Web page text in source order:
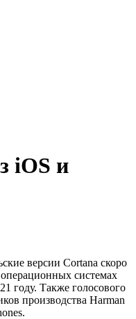
iOS и
версии Cortana скоро
системах
году. Также голосового
производства Harman